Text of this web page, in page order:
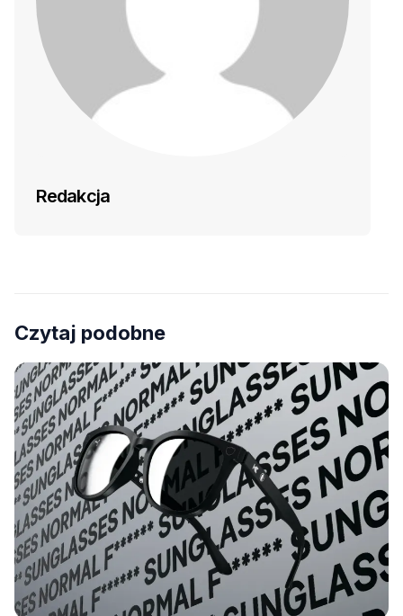
Redakcja
Czytaj podobne